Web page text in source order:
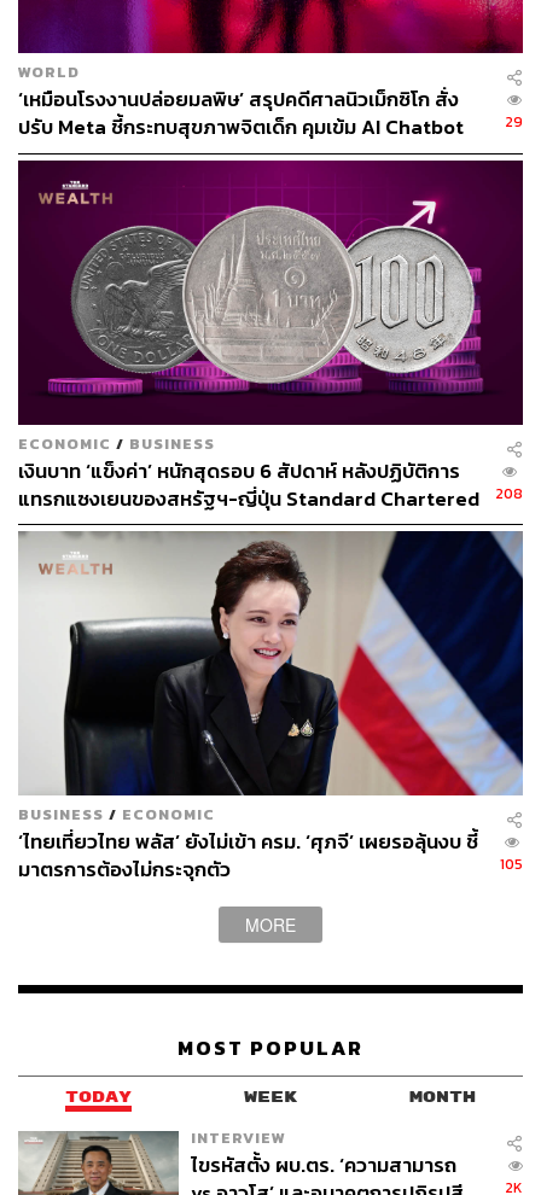
WORLD
‘เหมือนโรงงานปล่อยมลพิษ’ สรุปคดีศาลนิวเม็กซิโก สั่ง
ปรับ Meta ชี้กระทบสุขภาพจิตเด็ก คุมเข้ม AI Chatbot
29
ECONOMIC / BUSINESS
เงินบาท ‘แข็งค่า’ หนักสุดรอบ 6 สัปดาห์ หลังปฏิบัติการ
แทรกแซงเยนของสหรัฐฯ-ญี่ปุ่น Standard Chartered
เปิดเป้าสิ้นปีนี้จ่อแข็งต่อแตะ 32.50 บาทต่อดอลลาร์
208
BUSINESS / ECONOMIC
‘ไทยเที่ยวไทย พลัส’ ยังไม่เข้า ครม. ‘ศุภจี’ เผยรอลุ้นงบ ชี้
มาตรการต้องไม่กระจุกตัว
105
MORE
MOST POPULAR
TODAY WEEK MONTH
INTERVIEW
ไขรหัสตั้ง ผบ.ตร. ‘ความสามารถ
2K